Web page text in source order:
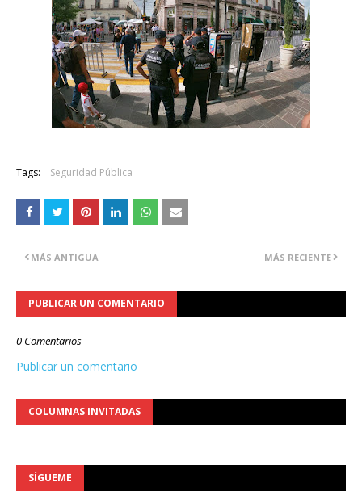
Tags: Seguridad Pública
MÁS RECIENTE
MÁS ANTIGUA
PUBLICAR UN COMENTARIO
0 Comentarios
Publicar un comentario
COLUMNAS INVITADAS
SÍGUEME